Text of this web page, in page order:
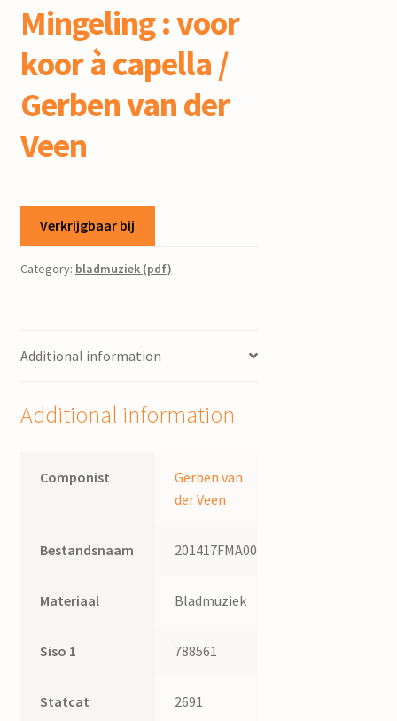
Mingeling : voor
koor à capella /
Gerben van der
Veen
Verkrijgbaar bij
Category: bladmuziek (pdf)
Additional information
Additional information
Componist
Gerben van
der Veen
Bestandsnaam 201417FMA004
Materiaal Bladmuziek
Siso 1 788561
Statcat 2691